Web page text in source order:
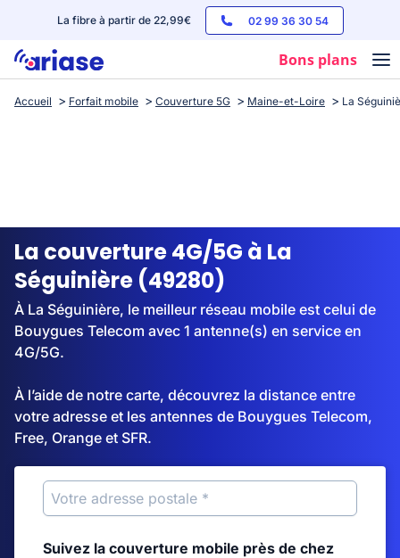
La fibre à partir de 22,99€ 02 99 36 30 54
Bons plans
Box internet
Streaming
Accueil Forfait mobile Couverture 5G Maine-et-Loire La
La couverture 4G/5G à La
Séguinière (49280)
À La Séguinière, le meilleur réseau mobile est celui de
Bouygues Telecom avec 1 antenne(s) en service en
4G/5G.
À l’aide de notre carte, découvrez la distance entre
votre adresse et les antennes de Bouygues Telecom,
Free, Orange et SFR.
Suivez la couverture mobile près de chez